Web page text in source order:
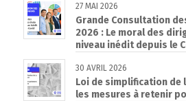
27 MAI 2026
Grande Consultation
2026 : Le moral des
niveau inédit depuis le
30 AVRIL 2026
Loi de simplification de
les mesures à retenir